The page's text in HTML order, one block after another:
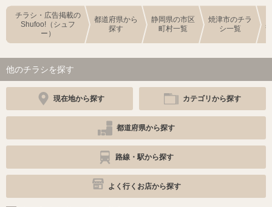
チラシ・広告掲載の
Shufoo!（シュフ
ー）
都道府県から
探す
静岡県の市区
町村一覧
焼津市のチラ
シ一覧
他のチラシを探す
現在地から探す カテゴリから探す
都道府県から探す
路線・駅から探す
よく行くお店から探す